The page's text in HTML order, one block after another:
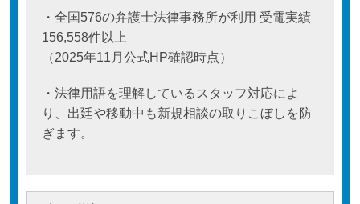
・全国576の弁護士法律事務所が利用 受電実績
156,558件以上
（2025年11月公式HP確認時点）
・法律用語を理解しているスタッフ対応によ
り、出廷や移動中も新規相談の取りこぼしを防
ぎます。